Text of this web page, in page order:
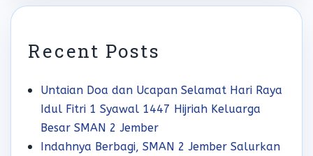
Recent Posts
Untaian Doa dan Ucapan Selamat Hari Raya
Idul Fitri 1 Syawal 1447 Hijriah Keluarga
Besar SMAN 2 Jember
Indahnya Berbagi, SMAN 2 Jember Salurkan